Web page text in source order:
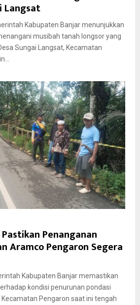
Langsat
Kabupaten Banjar menunjukkan
musibah tanah longsor yang
Sungai Langsat, Kecamatan
Penanganan
Aramco Pengaron Segera
Kabupaten Banjar memastikan
kondisi penurunan pondasi
Pengaron saat ini tengah